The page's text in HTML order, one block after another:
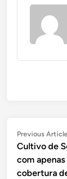
de
Post
Previous
Cultivo de
com apenas
cobertura